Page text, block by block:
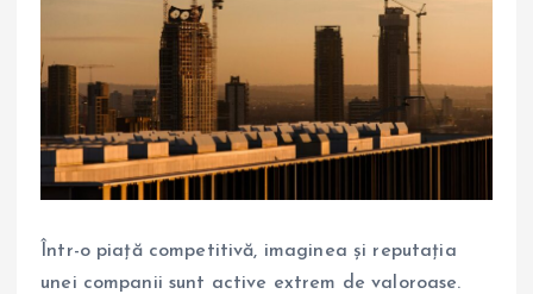
Într-o piață competitivă, imaginea și reputația
unei companii sunt active extrem de valoroase.